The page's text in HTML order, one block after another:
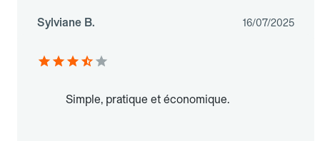
Sylviane B. 16/07/2025
Simple, pratique et économique.